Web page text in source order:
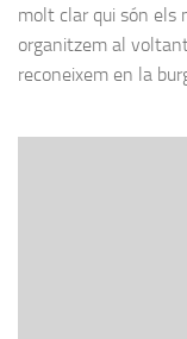
molt clar qui són els
organitzem al
reconeixem en la